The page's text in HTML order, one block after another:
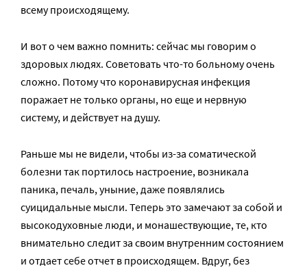
всему происходящему.
И вот о чем важно помнить: сейчас мы говорим о
здоровых людях. Советовать что-то больному очень
сложно. Потому что коронавирусная инфекция
поражает не только органы, но еще и нервную
систему, и действует на душу.
Раньше мы не видели, чтобы из-за соматической
болезни так портилось настроение, возникала
паника, печаль, уныние, даже появлялись
суицидальные мысли. Теперь это замечают за собой и
высокодуховные люди, и монашествующие, те, кто
внимательно следит за своим внутренним состоянием
и отдает себе отчет в происходящем. Вдруг, без